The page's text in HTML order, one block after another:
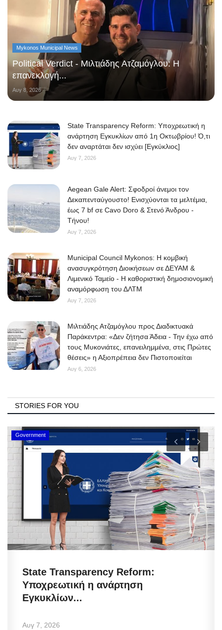
Mykonos Municipal News
Political Verdict - Μιλτιάδης Ατζαμόγλου: Η
επανεκλογή...
Αυγ 8, 2026
State Transparency Reform: Υποχρεωτική η
ανάρτηση Εγκυκλίων από 1η Οκτωβρίου! Ό,τι
δεν αναρτάται δεν ισχύει [Εγκύκλιος]
Αυγ 7, 2026
Aegean Gale Alert: Σφοδροί άνεμοι τον
Δεκαπενταύγουστο! Ενισχύονται τα μελτέμια,
έως 7 bf σε Cavo Doro & Στενό Άνδρου -
Τήνου!
Αυγ 7, 2026
Municipal Council Mykonos: Η κομβική
ανασυγκρότηση Διοικήσεων σε ΔΕΥΑΜ &
Λιμενικό Ταμείο - Η καθοριστική δημοσιονομική
αναμόρφωση του ΔΛΤΜ
Αυγ 7, 2026
Μιλτιάδης Ατζαμόγλου προς Διαδικτυακά
Παράκεντρα: «Δεν ζήτησα Άδεια - Την έχω από
τους Μυκονιάτες, επανειλημμένα, στις Πρώτες
θέσεις» η Αξιοπρέπεια δεν Πιστοποιείται
Αυγ 6, 2026
STORIES FOR YOU
Government
State Transparency Reform:
Υποχρεωτική η ανάρτηση
Εγκυκλίων...
Αυγ 7, 2026